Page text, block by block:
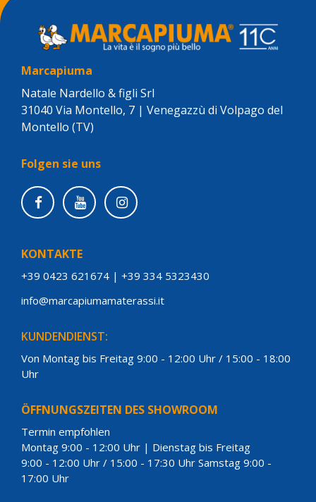
Marcapiuma
Natale Nardello & figli Srl
31040 Via Montello, 7 | Venegazzù di Volpago del
Montello (TV)
Folgen sie uns
KONTAKTE
+39 0423 621674 | +39 334 5323430
info@marcapiumamaterassi.it
KUNDENDIENST:
Von Montag bis Freitag 9:00 - 12:00 Uhr / 15:00 - 18:00
Uhr
ÖFFNUNGSZEITEN DES SHOWROOM
Termin empfohlen
Montag 9:00 - 12:00 Uhr | Dienstag bis Freitag
9:00 - 12:00 Uhr / 15:00 - 17:30 Uhr Samstag 9:00 -
17:00 Uhr